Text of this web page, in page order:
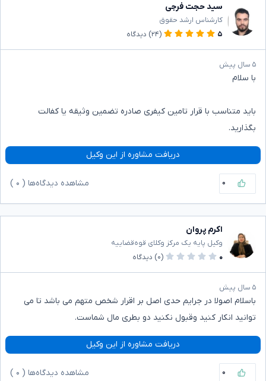
سید حجت فرجی
کارشناس ارشد حقوق
۵
(۲۴) دیدگاه
۵ سال پیش
با سلام
باید متناسب با قرار تامین کیفری صادره تضمین وثیقه یا کفالت
بگذارید.
دریافت مشاوره از این وکیل
۰ مشاهده دیدگاه‌ها ( ۰
اکرم پروان
وکیل پایه یک مرکز وکلای قوه‌قضاییه
۰
(۰) دیدگاه
۵ سال پیش
باسلام اصولا در جرایم حدی اصل بر اقرار شخص متهم می باشد تا می
توانید انکار کنید وقبول نکنید دو بطری مال شماست.
دریافت مشاوره از این وکیل
۰ مشاهده دیدگاه‌ها ( ۰